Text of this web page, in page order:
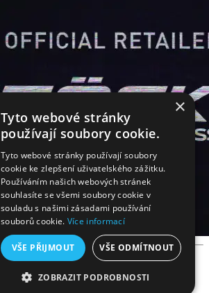
×
Tyto webové stránky
používají soubory cookie.
Tyto webové stránky používají soubory
cookie ke zlepšení uživatelského zážitku.
Používáním našich webových stránek
souhlasíte se všemi soubory cookie v
souladu s našimi zásadami používání
souborů cookie. Více informací
VŠE PŘIJMOUT VŠE ODMÍTNOUT
ZOBRAZIT PODROBNOSTI